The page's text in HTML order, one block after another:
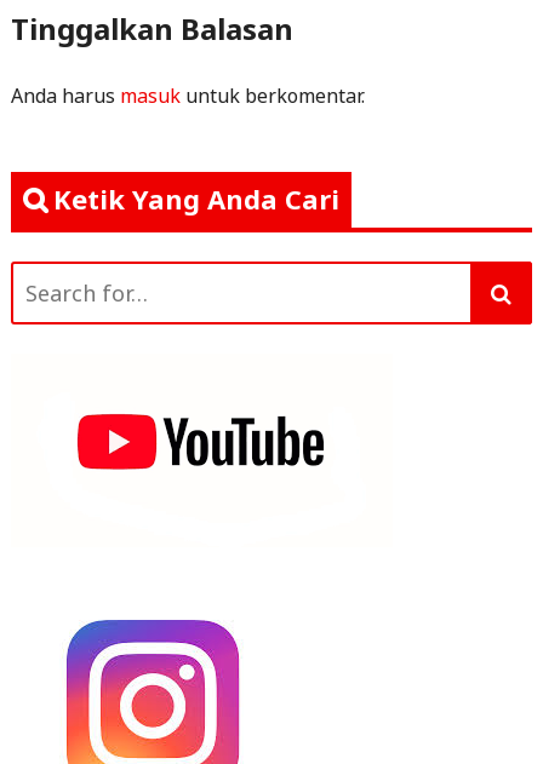
Tinggalkan Balasan
Anda harus masukuntuk berkomentar.
Ketik Yang Anda Cari
for: